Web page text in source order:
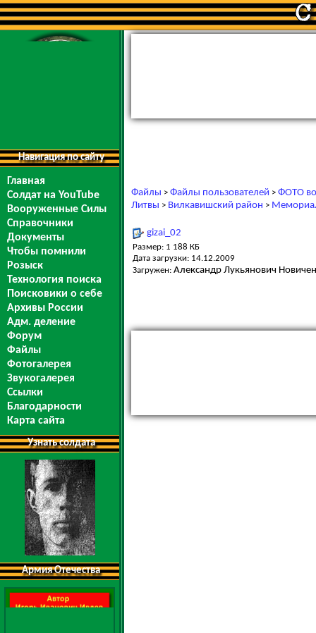
Навигация по сайту
Главная
Солдат на YouTube
Вооруженные Силы
Справочники
Документы
Чтобы помнили
Розыск
Технология поиска
Поисковики о себе
Архивы России
Адм. деление
Форум
Файлы
Фотогалерея
Звукогалерея
Ссылки
Благодарности
Карта сайта
Узнать солдата
Армия Отечества
Файлы > Файлы пользователей > ФОТО
Литвы > Вилкавишский район >
gizai_02
Размер: 1 188 КБ
Дата загрузки: 14.12.2009
Загружен: Александр Лукьянович